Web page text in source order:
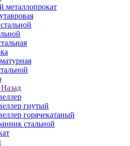
металлопрокат
Назад
гнутый
горячекатаный
стальной